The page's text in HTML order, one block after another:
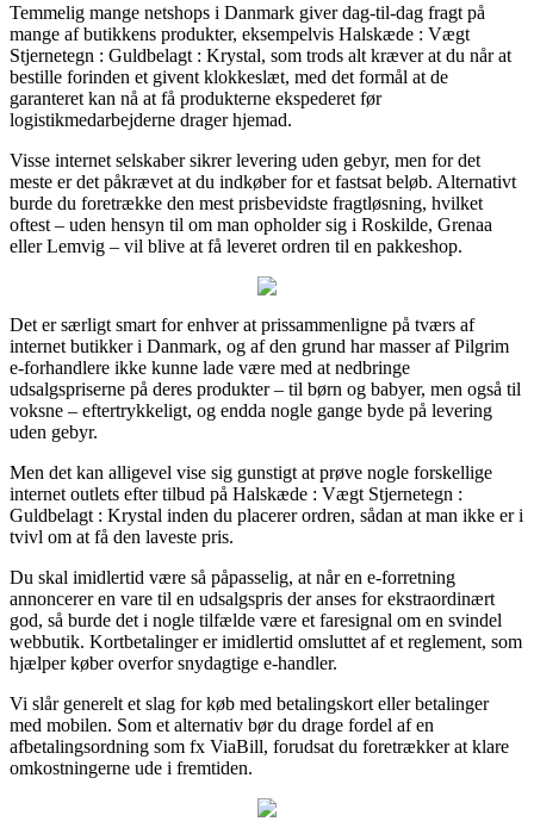
Temmelig mange netshops i Danmark giver dag-til-dag fragt på
mange af butikkens produkter, eksempelvis Halskæde : Vægt
Stjernetegn : Guldbelagt : Krystal, som trods alt kræver at du når at
bestille forinden et givent klokkeslæt, med det formål at de
garanteret kan nå at få produkterne ekspederet før
logistikmedarbejderne drager hjemad.
Visse internet selskaber sikrer levering uden gebyr, men for det
meste er det påkrævet at du indkøber for et fastsat beløb. Alternativt
burde du foretrække den mest prisbevidste fragtløsning, hvilket
oftest – uden hensyn til om man opholder sig i Roskilde, Grenaa
eller Lemvig – vil blive at få leveret ordren til en pakkeshop.
Det er særligt smart for enhver at prissammenligne på tværs af
internet butikker i Danmark, og af den grund har masser af Pilgrim
e-forhandlere ikke kunne lade være med at nedbringe
udsalgspriserne på deres produkter – til børn og babyer, men også til
voksne – eftertrykkeligt, og endda nogle gange byde på levering
uden gebyr.
Men det kan alligevel vise sig gunstigt at prøve nogle forskellige
internet outlets efter tilbud på Halskæde : Vægt Stjernetegn :
Guldbelagt : Krystal inden du placerer ordren, sådan at man ikke er i
tvivl om at få den laveste pris.
Du skal imidlertid være så påpasselig, at når en e-forretning
annoncerer en vare til en udsalgspris der anses for ekstraordinært
god, så burde det i nogle tilfælde være et faresignal om en svindel
webbutik. Kortbetalinger er imidlertid omsluttet af et reglement, som
hjælper køber overfor snydagtige e-handler.
Vi slår generelt et slag for køb med betalingskort eller betalinger
med mobilen. Som et alternativ bør du drage fordel af en
afbetalingsordning som fx ViaBill, forudsat du foretrækker at klare
omkostningerne ude i fremtiden.